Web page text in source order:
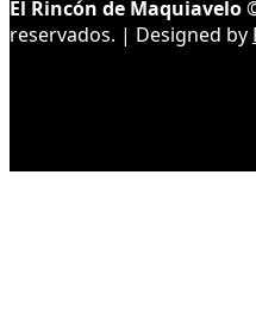
El Rincón de Maquiavelo
reservados. | Designed by